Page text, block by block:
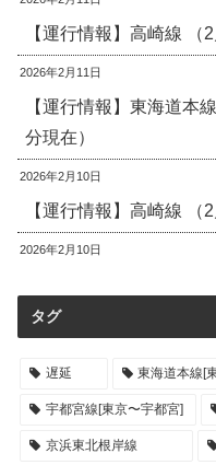
【運行情報】高崎線 （
2026年2月11日
【運行情報】東海道本
分現在）
2026年2月10日
【運行情報】高崎線 （
2026年2月10日
タグ
遅延 東海道本線[
宇都宮線[東京〜宇都宮]
京浜東北根岸線